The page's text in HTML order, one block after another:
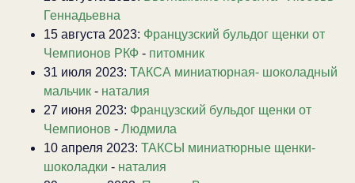
Геннадьевна
15 августа 2023: Французский бульдог щенки от
Чемпионов РКФ - питомник
31 июля 2023: ТАКСА миниатюрная- шоколадный
мальчик - наталия
27 июня 2023: Французский бульдог щенки от
Чемпионов - Людмила
10 апреля 2023: ТАКСЫ миниатюрные щенки-
шоколадки - наталия